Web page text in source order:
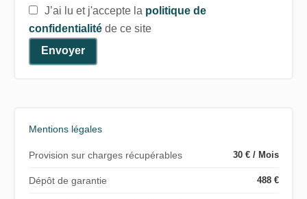
J’ai lu et j'accepte la politique de
confidentialitéde ce site
Envoyer
Mentions légales
Provision sur charges récupérables 30 € / Mois
Dépôt de garantie 488 €